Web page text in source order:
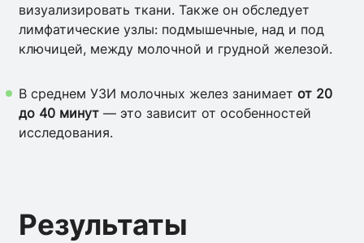
визуализировать ткани. Также он обследует
лимфатические узлы: подмышечные, над и под
ключицей, между молочной и грудной железой.
В среднем УЗИ молочных желез занимаетот 20
до 40 минут — это зависит от особенностей
исследования.
Результаты